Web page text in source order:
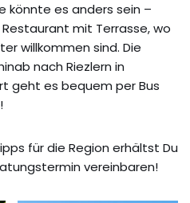
könnte es anders sein –
mit Terrasse, wo
willkommen sind. Die
nach Riezlern in
geht es bequem per Bus
für die Region erhältst Du
vereinbaren!